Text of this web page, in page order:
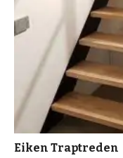
Eiken Traptreden